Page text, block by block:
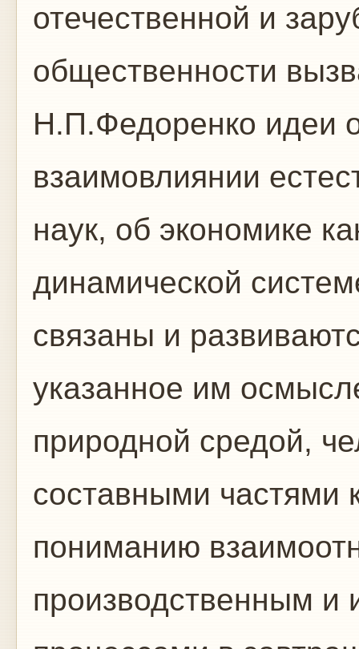
отечественной и
общественности
Н.П.Федоренко идеи
взаимовлиянии
наук, об экономике
динамической
связаны и
указанное им
природной средой,
составными частями
пониманию
производственным